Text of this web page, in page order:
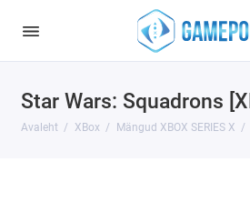
Star Wars: Squadrons
Avaleht XBox Mängud XBOX SERIES X